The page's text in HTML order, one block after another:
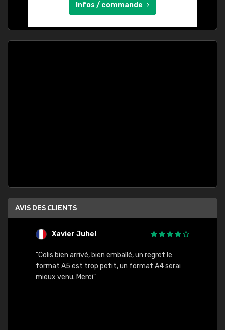
Infos / commande
AVIS DES CLIENTS
Xavier Juhel
"Colis bien arrivé, bien emballé, un regret le
format A5 est trop petit, un format A4 serai
mieux venu. Merci"